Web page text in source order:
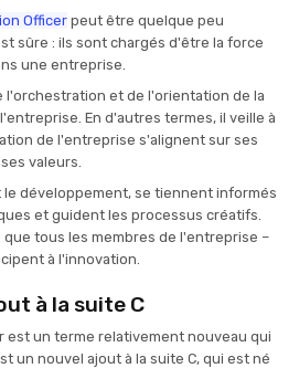
Officer peut être quelque peu
sûre : ils sont chargés d'être la force
une entreprise.
l'orchestration et de l'orientation de la
En d'autres termes, il veille à
de l'entreprise s'alignent sur ses
valeurs.
développement, se tiennent informés
et guident les processus créatifs.
tous les membres de l'entreprise –
à l'innovation.
à la suite C
est un terme relativement nouveau qui
un nouvel ajout à la suite C, qui est né